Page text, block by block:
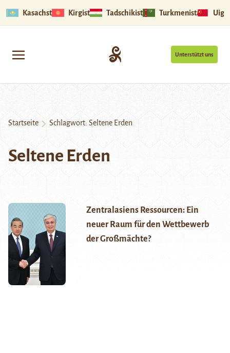
Kasachstan Kirgistan Tadschikistan Turkmenistan
Unterstützt uns
Startseite Schlagwort: Seltene Erden
Seltene Erden
Zentralasiens Ressourcen: Ein
neuer Raum für den Wettbewerb
der Großmächte?